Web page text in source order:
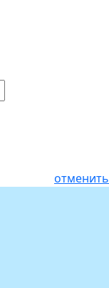
отменить